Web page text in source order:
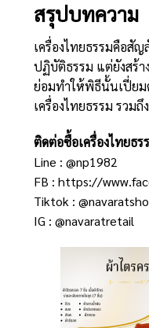
สรุปบทความ
เครื่องไทยธรรมคือสั
ปฏิบัติธรรม แต่ยังสร้า
ย่อมทำให้พิธีนั้นเปี่ยม
เครื่องไทยธรรม รวม
ติดต่อซื้อเครื่องไทยธ
Line : @np1982
FB : https://
Tiktok :
IG : @navaratretail